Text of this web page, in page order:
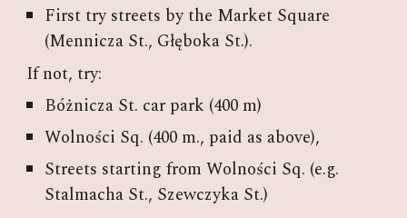
First try streets by the Market Square
(Mennicza St., Głęboka St.).
If not, try:
Bóżnicza St. car park (400 m)
Wolności Sq. (400 m., paid as above),
Streets starting from Wolności Sq. (e.g.
Stalmacha St., Szewczyka St.)